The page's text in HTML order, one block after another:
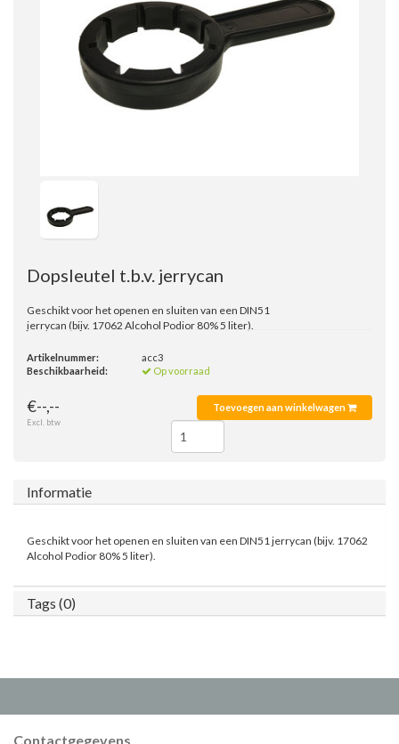
Dopsleutel t.b.v. jerrycan
Geschikt voor het openen en sluiten van een DIN51
jerrycan (bijv. 17062 Alcohol Podior 80% 5 liter).
Artikelnummer:
acc3
Beschikbaarheid:
Op voorraad
€--,--
Excl. btw
Toevoegen aan winkelwagen
Informatie
Geschikt voor het openen en sluiten van een DIN51 jerrycan (bijv. 17062
Alcohol Podior 80% 5 liter).
Tags (0)
Contactgegevens